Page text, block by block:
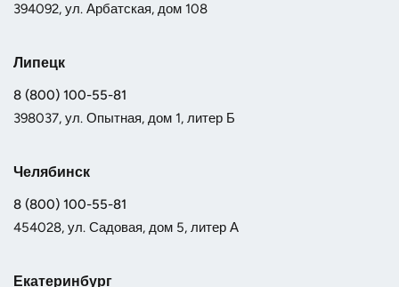
394092, ул. Арбатская, дом 108
Липецк
8 (800) 100-55-81
398037, ул. Опытная, дом 1, литер Б
Челябинск
8 (800) 100-55-81
454028, ул. Садовая, дом 5, литер А
Екатеринбург